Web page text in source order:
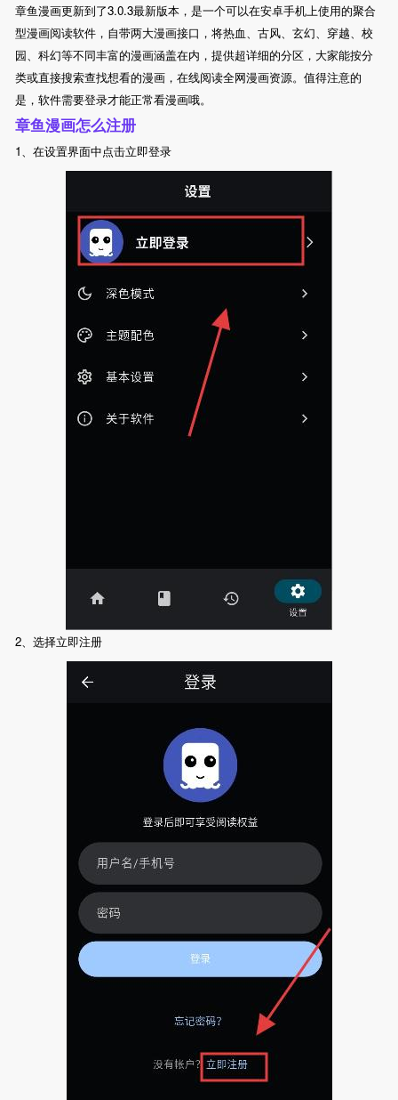
章鱼漫画更新到了3.0.3最新版本，是一个可以在安卓手机上使用的聚合
型漫画阅读软件，自带两大漫画接口，将热血、古风、玄幻、穿越、校
园、科幻等不同丰富的漫画涵盖在内，提供超详细的分区，大家能按分
类或直接搜索查找想看的漫画，在线阅读全网漫画资源。值得注意的
是，软件需要登录才能正常看漫画哦。
章鱼漫画怎么注册
1、在设置界面中点击立即登录
2、选择立即注册